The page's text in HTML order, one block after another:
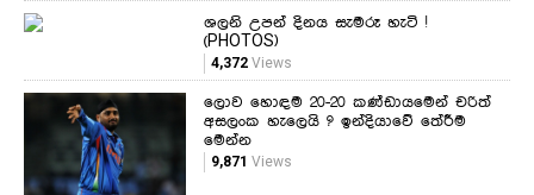
ශලනි උපන් දිනය සැමරූ හැටි !
(PHOTOS)
4,372Views
ලොව හොඳම 20-20 කණ්ඩායමෙන් චරිත්
අසලංක හැලෙයි ? ඉන්දියාවේ තේරීම
මෙන්න
9,871 Views